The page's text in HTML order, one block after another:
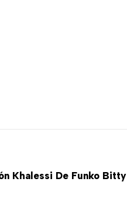
Khalessi De Funko Bitty